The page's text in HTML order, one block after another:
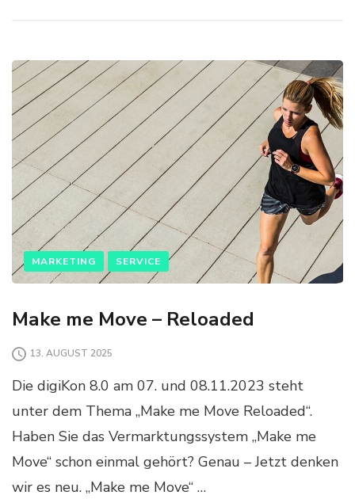
MARKETING SERVICE
Make me Move – Reloaded
13. AUGUST 2025
Die digiKon 8.0 am 07. und 08.11.2023 steht
unter dem Thema „Make me Move Reloaded“.
Haben Sie das Vermarktungssystem „Make me
Move“ schon einmal gehört? Genau – Jetzt denken
wir es neu. „Make me Move“ …